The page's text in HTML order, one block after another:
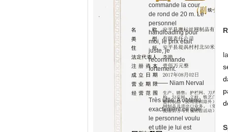
commande la cour
de rond de 20 m. Le
personnel
handloading pour
moi, le prix était
juste, je
recommande
fortement.
—— Niam Nerval
Très utile. A obtenu
exactement ce que
le personnel voulu
et utile je lui est